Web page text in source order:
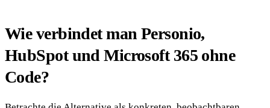
Wie verbindet man Personio,
HubSpot und Microsoft 365 ohne
Code?